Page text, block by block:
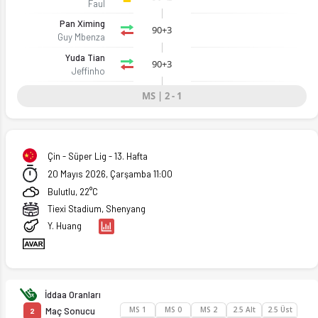
(20.05.2026)
Faul
Pan Ximing
Guy Mbenza
90+3
Yuda Tian
Jeffinho
90+3
MS | 2 - 1
Çin - Süper Lig - 13. Hafta
20 Mayıs 2026, Çarşamba 11:00
Bulutlu, 22°C
Tiexi Stadium, Shenyang
Y. Huang
İddaa Oranları
2 Maç Sonucu
MS 1
MS 0
MS 2
2.5 Alt
2.5 Üst